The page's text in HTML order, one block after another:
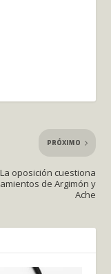
PRÓXIMO
La oposición cuestiona
de Argimón y
Ache